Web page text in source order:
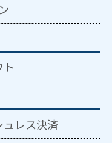
ュレス決済